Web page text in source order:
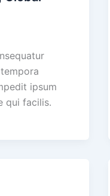
ipsum
qui facilis.